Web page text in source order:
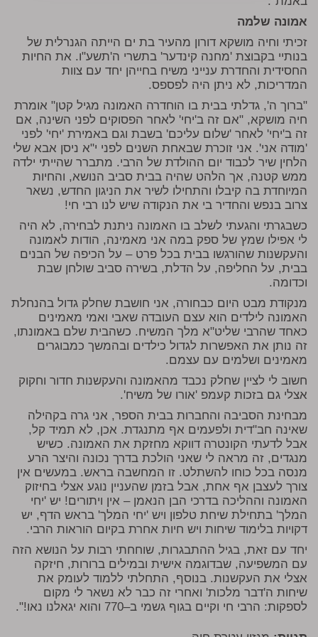
אמונה שלמה
זכיתי וחיה מושקא דורון מהעיר בת ים הייתה הגנרלית של
בנותיי בקבוצת 'מחנה קינדער' בתשרי ה'תשע"ו. את החיות
החסידית והחדרת ענייני משיח בחייהן יחד עם צוות
המדריכות, לא ניתן היה לפספס.
"ברוך ה', גדלתי בבית בו הוחדרה האמונה מגיל קטן" אומרת
חיה מושקא, "אם זה ב'יחי' לאחר הפסוקים לפני השינה, אם
זה ב'יחי' לאחר 'שלום עליכם' בשבת וגם באמירת 'יחי' לפני
'מודה אני'. אני זוכרת שבאחת השנים לפני י"א ניסן אבא שלי
הלחין שיר לכבוד יום ההולדת של הרבי. מתברר שהייתי ילדה
ממש קטנה, אך הלהט שהיה בבית סביב הנושא, והחיות
המיוחדת בה קיבלו והתחילו לשיר את הניגון החדש, נשאר
צרוב בנפש והחדיר בי את הנקודה שיש לנו רבי חי!
כשבגרתי והגעתי לשלב בו האמונה ניתנת לבחירה, לא היה
לי אפילו שמץ של ספק במה אני מאמינה, הודות לאמונה
והעקשנות שהורגשו בבית בכל פרט – על הכיפה של הבנים
בבית, על החליפה, על הדלת, בשירה סביב שולחן שבת
וכדומה.
מנקודת מבט היום כבחורה, אני חושבת שחלק גדול בהנחלת
האמונה לילדים הוא עצם העובדה שאבי ואמי מאמינים
כאחד שהרבי שליט"א מלך המשיח. כשהבית שלם באמונתו,
זה נותן את האפשרות לגדול כילדים ובהמשך כמבוגרים
מאמינים ושלמים עם עצמם.
חשוב לי לציין שחלק נכבד מהאמונה והעקשנות חדור וחקוק
אצלי גם בזכות קעמפ 'אורו של משיח'.
מבחינת הסביבה והחברות בבית הספר, אני גרה בקהילה
שאינה חב"דית ולפעמים אף מתנגדת. אכן, לא תמיד קל,
אבל לדעתי הקונטרה דווקא מחזקת את האמונה. כשיש
מנגדים, זה מראה לי שאני הולכת בדרך נכונה והיצר הרע
מנסה בכל כוחו להשתלט. זו המחשבה בראש. במעשים אין
צורך לעצבן אף אחת, אבל בזמן שהעניין נוגע אצלי בחיזוק
האמונה וההליכה בדרכי הבן הנאמן – אין ויתורים! יש 'יחי
המלך' בתחילת שיחת טלפון ויש 'יחי המלך' בראש הדף, יש
דקויות בלימוד שיחות ויש חיות אחרת בקיום הוראות הרבי.
יחד עם זאת, בגיל ההתבגרות, שוחחתי רבות על הנושא הזה
עם המשפיעה, שבדוגמה אישית ובמילים ברורות, חיזקה
אצלי את העקשנות. בנוסף, התחלתי ללמוד לעומק את
שיחות ה'דבר מלכות' ואחרי זה כבר לא נשאר לי מקום
לספקות: הרבי חי וקיים בגוף גשמי ב–770 והוא יגאלנו נאו!".